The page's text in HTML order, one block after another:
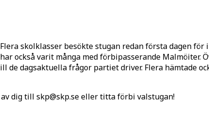
Flera skolklasser besökte stugan redan första dagen
också varit många med förbipasserande Malmöiter.
dagsaktuella frågor partiet driver. Flera hämtade
dig till skp@skp.se eller titta förbi valstugan!